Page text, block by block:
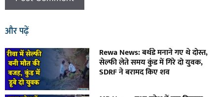
और पढ़ें
Rewa News: बर्थडे मनाने गए थे दोस्त,
सेल्फी लेते समय कुंड में गिरे दो युवक,
SDRF ने बरामद किए शव